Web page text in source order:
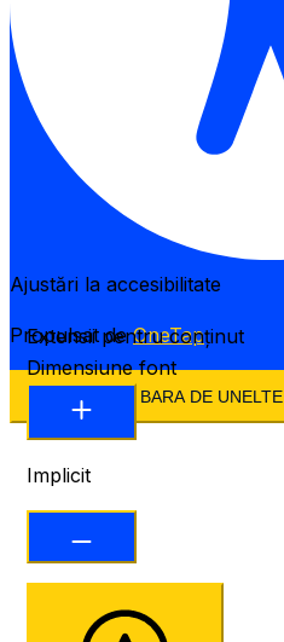
Ajustări la accesibilitate
Propulsat deOneTap
ASCUNDE BARA DE UNELTE
Extensii pentru conținut
Dimensiune font
Implicit